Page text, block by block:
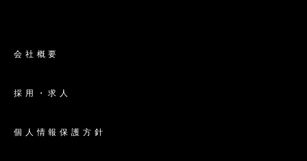
会社概要
採用・求人
個人情報保護方針